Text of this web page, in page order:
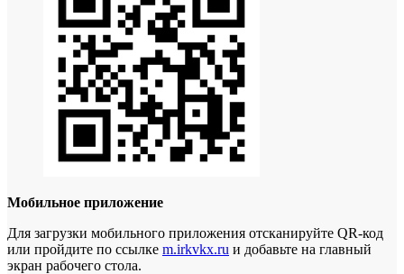
Мобильное приложение
Для загрузки мобильного приложения отсканируйте QR-код
или пройдите по ссылке m.irkvkx.ru и добавьте на главный
экран рабочего стола.